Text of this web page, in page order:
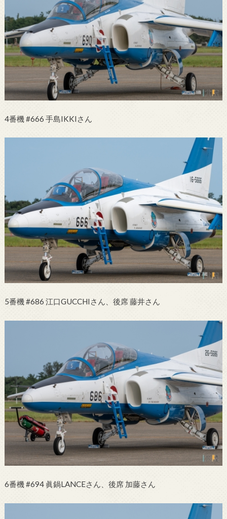
4番機 #666 手島IKKIさん
5番機 #686 江口GUCCHIさん、後席 藤井さん
6番機 #694 眞鍋LANCEさん、後席 加藤さん